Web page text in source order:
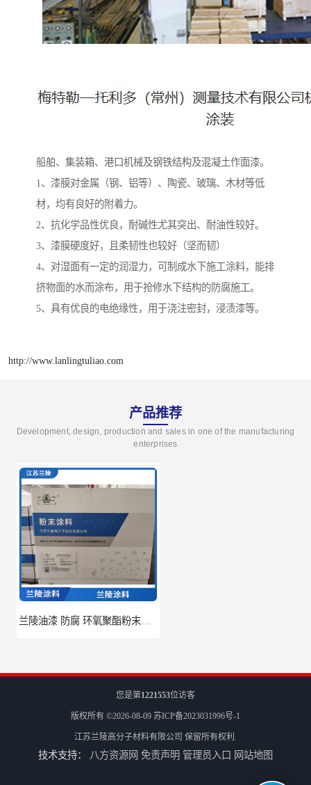
船舶、集装箱、港口机械及钢铁结构及混凝土作面漆。
1、漆膜对金属（钢、铝等）、陶瓷、玻璃、木材等低
材，均有良好的附着力。
2、抗化学品性优良，耐碱性尤其突出、耐油性较好。
3、漆膜硬度好，且柔韧性也较好（坚而韧）
4、对湿面有一定的润湿力，可制成水下施工涂料，能排
挤物面的水而涂布，用于抢修水下结构的防腐施工。
5、具有优良的电绝缘性，用于浇注密封，浸渍漆等。
http://www.lanlingtuliao.com
产品推荐
Development, design, production and sales in one of the manufacturing
enterprises
兰陵油漆 防腐 环氧聚酯粉末涂料
您是第1221553位访客
版权所有 ©2026-08-09 苏ICP备2023031996号-1
江苏兰陵高分子材料有限公司 保留所有权利.
技术支持： 八方资源网 免责声明 管理员入口 网站地图